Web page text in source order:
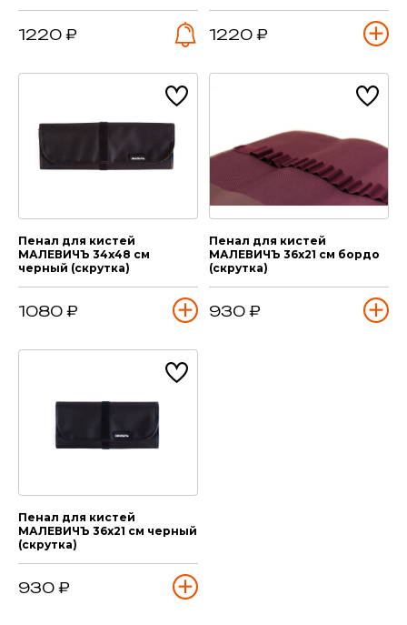
1220 ₽ 1220 ₽
Пенал для кистей
МАЛЕВИЧЪ 34х48 см
черный (скрутка)
1080 ₽
Пенал для кистей
МАЛЕВИЧЪ 36х21 см бордо
(скрутка)
930 ₽
Пенал для кистей
МАЛЕВИЧЪ 36х21 см черный
(скрутка)
930 ₽